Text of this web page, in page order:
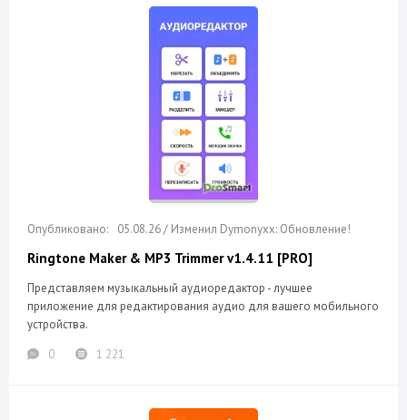
05.08.26 / Изменил Dymonyxx: Обновление!
Ringtone Maker & MP3 Trimmer v1.4.11 [PRO]
Представляем музыкальный аудиоредактор - лучшее
приложение для редактирования аудио для вашего мобильного
устройства.
0
1 221